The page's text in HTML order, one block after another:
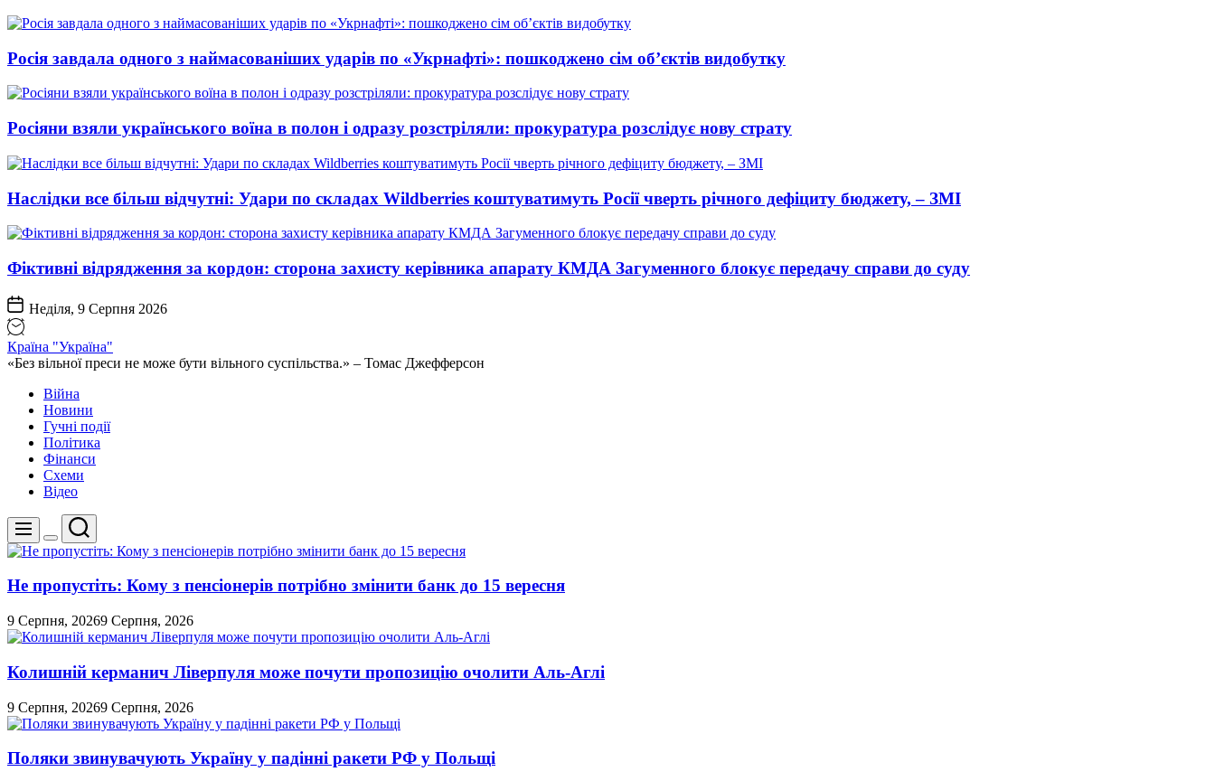
Росія завдала одного з наймасованіших ударів по «Укрнафті»: пошкоджено сім об’єктів видобутку
Росіяни взяли українського воїна в полон і одразу розстріляли: прокуратура розслідує нову страту
Наслідки все більш відчутні: Удари по складах Wildberries коштуватимуть Росії чверть річного дефіциту бюджету, – ЗМІ
Фіктивні відрядження за кордон: сторона захисту керівника апарату КМДА Загуменного блокує передачу справи до суду
Неділя, 9 Серпня 2026
Країна "Україна"
«Без вільної преси не може бути вільного суспільства.» – Томас Джефферсон
Війна
Новини
Гучні події
Політика
Фінанси
Схеми
Відео
Меню
Перемикач
кольорового
Пошук
Не пропустіть: Кому з пенсіонерів потрібно змінити банк до 15 вересня
9 Серпня, 20269 Серпня, 2026
Колишній керманич Ліверпуля може почути пропозицію очолити Аль-Аглі
9 Серпня, 20269 Серпня, 2026
Поляки звинувачують Україну у падінні ракети РФ у Польщі